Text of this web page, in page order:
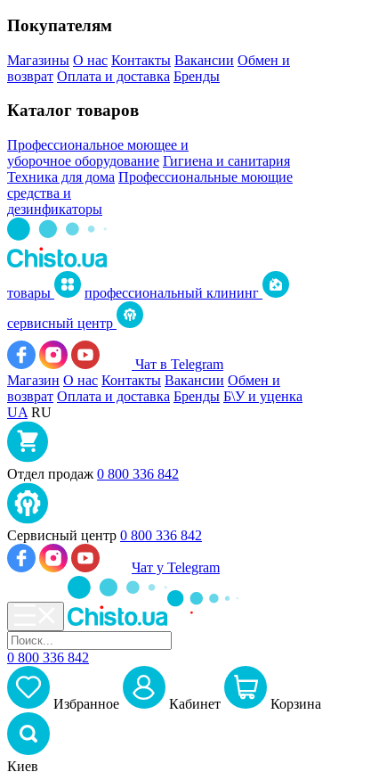
Покупателям
Магазины О нас Контакты Вакансии Обмен и
возврат Оплата и доставка Бренды
Каталог товаров
Профессиональное моющее и
уборочное оборудование Гигиена и санитария
Техника для дома Профессиональные моющие
средства и
дезинфикаторы
товары
профессиональный клининг
сервисный центр
Чат в Telegram
Магазин О нас Контакты Вакансии Обмен и
возврат Оплата и доставка Бренды Б\У и уценка
UA RU
Отдел продаж 0 800 336 842
Сервисный центр 0 800 336 842
Чат у Telegram
0 800 336 842
Избранное Кабинет Корзина
Киев